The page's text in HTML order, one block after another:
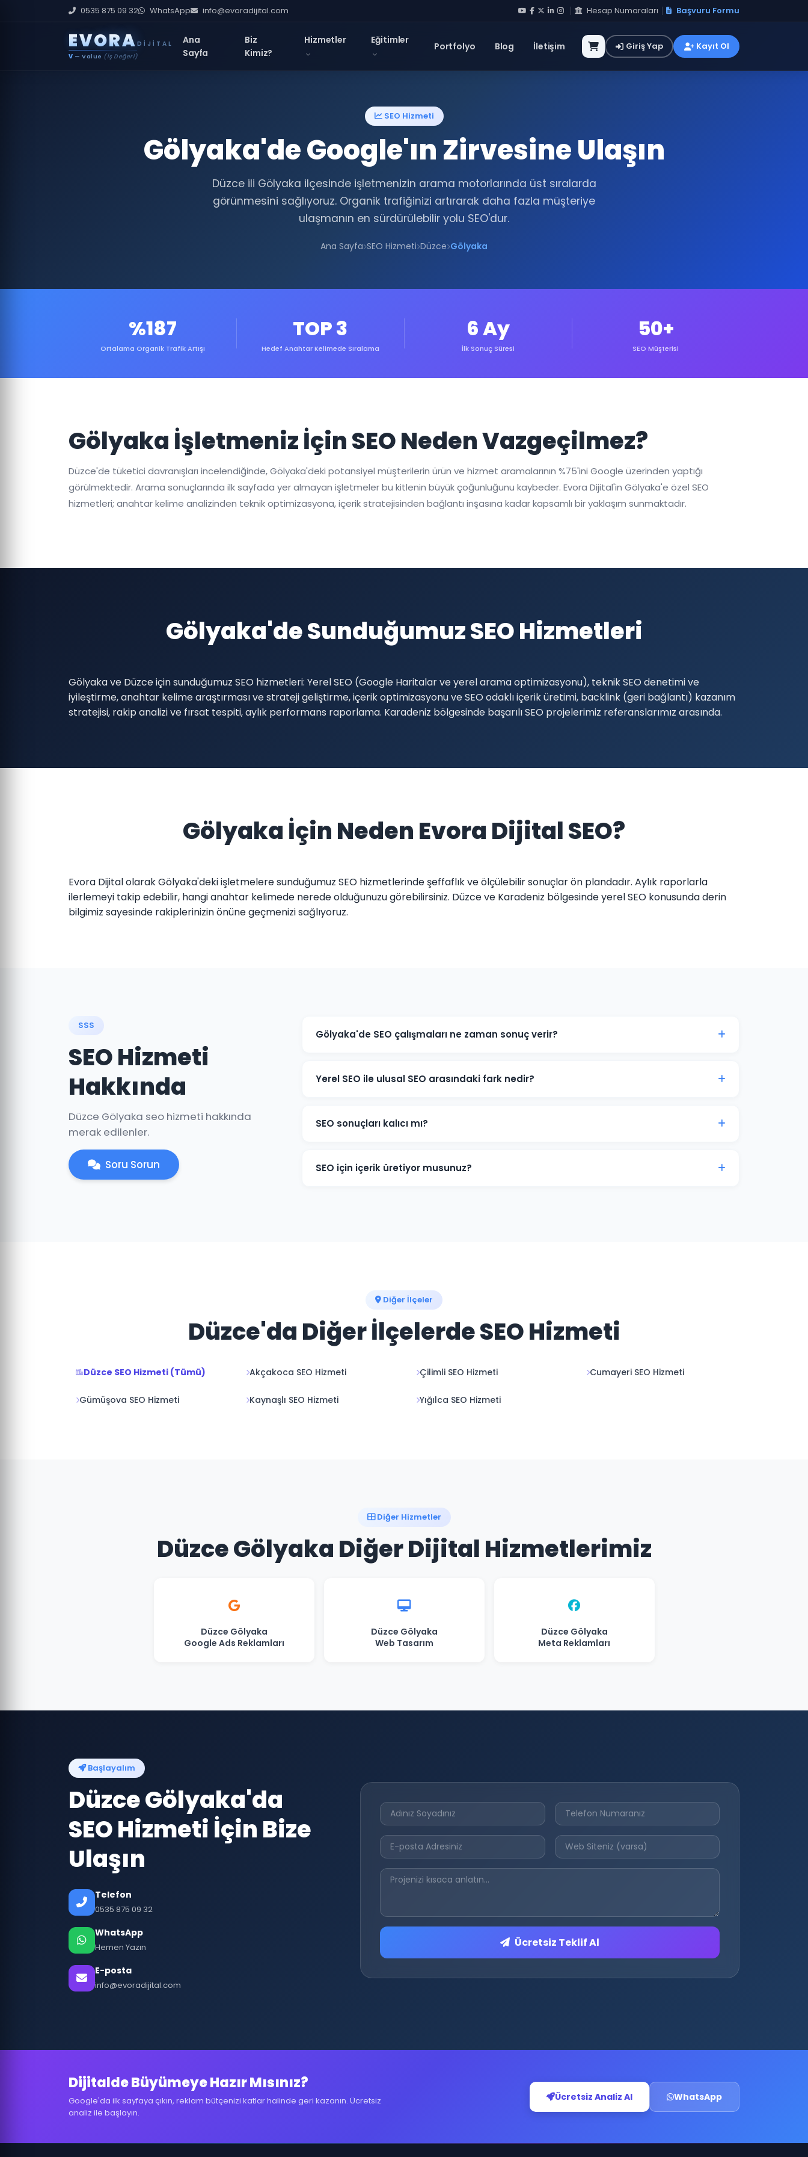
0535 875 09 32 WhatsApp info@evoradijital.com Hesap Numaraları Başvuru Formu
EVORA DIJITAL
V — Value (İş Değeri)
Ana
Sayfa
Biz
Kimiz?
Hizmetler Eğitimler
Portfolyo Blog İletişim Giriş Yap Kayıt Ol
SEO Hizmeti
Gölyaka'de Google'ın Zirvesine Ulaşın
Düzce ili Gölyaka ilçesinde işletmenizin arama motorlarında üst sıralarda
görünmesini sağlıyoruz. Organik trafiğinizi artırarak daha fazla müşteriye
ulaşmanın en sürdürülebilir yolu SEO'dur.
Ana Sayfa SEO Hizmeti Düzce Gölyaka
%187
Ortalama Organik Trafik Artışı
TOP 3
Hedef Anahtar Kelimede Sıralama
6 Ay
İlk Sonuç Süresi
50+
SEO Müşterisi
Gölyaka İşletmeniz İçin SEO Neden Vazgeçilmez?
Düzce'de tüketici davranışları incelendiğinde, Gölyaka'deki potansiyel müşterilerin ürün ve hizmet aramalarının %75'ini Google üzerinden yaptığı
görülmektedir. Arama sonuçlarında ilk sayfada yer almayan işletmeler bu kitlenin büyük çoğunluğunu kaybeder. Evora Dijital'in Gölyaka'e özel SEO
hizmetleri; anahtar kelime analizinden teknik optimizasyona, içerik stratejisinden bağlantı inşasına kadar kapsamlı bir yaklaşım sunmaktadır.
Gölyaka'de Sunduğumuz SEO Hizmetleri
Gölyaka ve Düzce için sunduğumuz SEO hizmetleri: Yerel SEO (Google Haritalar ve yerel arama optimizasyonu), teknik SEO denetimi ve
iyileştirme, anahtar kelime araştırması ve strateji geliştirme, içerik optimizasyonu ve SEO odaklı içerik üretimi, backlink (geri bağlantı) kazanım
stratejisi, rakip analizi ve fırsat tespiti, aylık performans raporlama. Karadeniz bölgesinde başarılı SEO projelerimiz referanslarımız arasında.
Gölyaka İçin Neden Evora Dijital SEO?
Evora Dijital olarak Gölyaka'deki işletmelere sunduğumuz SEO hizmetlerinde şeffaflık ve ölçülebilir sonuçlar ön plandadır. Aylık raporlarla
ilerlemeyi takip edebilir, hangi anahtar kelimede nerede olduğunuzu görebilirsiniz. Düzce ve Karadeniz bölgesinde yerel SEO konusunda derin
bilgimiz sayesinde rakiplerinizin önüne geçmenizi sağlıyoruz.
SSS
SEO Hizmeti
Hakkında
Düzce Gölyaka seo hizmeti hakkında
merak edilenler.
Soru Sorun
Gölyaka'de SEO çalışmaları ne zaman sonuç verir?
iyileşmeler gözlemlenir. Rekabetçi sektörlerde 6-12 aylık süreç öngörülebilir.
Yerel SEO ile ulusal SEO arasındaki fark nedir?
sorgularında öne çıkarır. Ulusal SEO ise tüm Türkiye genelinde rekabet eder. Düzce işletmelerinde
genellikle ikisini birleştiriyoruz.
SEO sonuçları kalıcı mı?
Çalışmalar durdurulduğunda sıralamalar zamanla gerilese de iyi kurulmuş bir SEO altyapısı
etkinliğini uzun süre korur.
SEO için içerik üretiyor musunuz?
Diğer İlçeler
Düzce'da Diğer İlçelerde SEO Hizmeti
Düzce SEO Hizmeti (Tümü) Akçakoca SEO Hizmeti Çilimli SEO Hizmeti Cumayeri SEO Hizmeti
Gümüşova SEO Hizmeti Kaynaşlı SEO Hizmeti Yığılca SEO Hizmeti
Diğer Hizmetler
Düzce Gölyaka Diğer Dijital Hizmetlerimiz
Düzce Gölyaka
Google Ads Reklamları
Düzce Gölyaka
Web Tasarım
Düzce Gölyaka
Meta Reklamları
Başlayalım
Düzce Gölyaka'da
SEO Hizmeti İçin Bize
Ulaşın
Telefon
0535 875 09 32
WhatsApp
Hemen Yazın
E-posta
info@evoradijital.com
Ücretsiz Teklif Al
Dijitalde Büyümeye Hazır Mısınız?
Google'da ilk sayfaya çıkın, reklam bütçenizi katlar halinde geri kazanın. Ücretsiz
analiz ile başlayın.
Ücretsiz Analiz Al WhatsApp